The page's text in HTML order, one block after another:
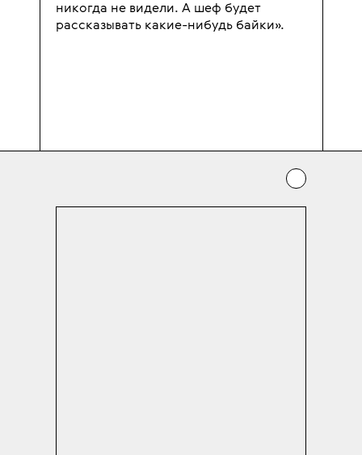
никогда не видели. А шеф будет
рассказывать какие-нибудь байки».